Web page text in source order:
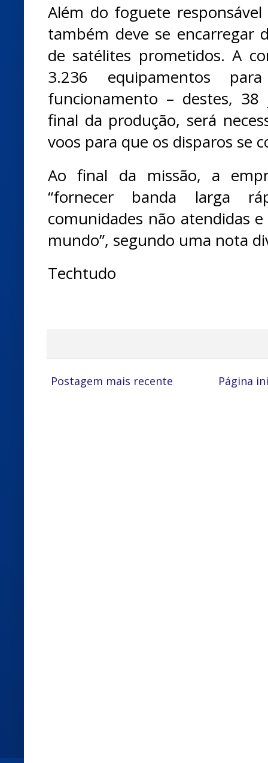
Além do foguete
também deve se encarregar
de satélites prometidos. A
3.236 equipamentos
funcionamento – destes,
final da produção, será
voos para que os disparos se
Ao final da missão, a
“fornecer banda larga
comunidades não atendidas
mundo”, segundo uma nota
Techtudo
Postagem mais recente Página